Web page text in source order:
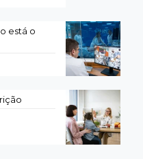
está o